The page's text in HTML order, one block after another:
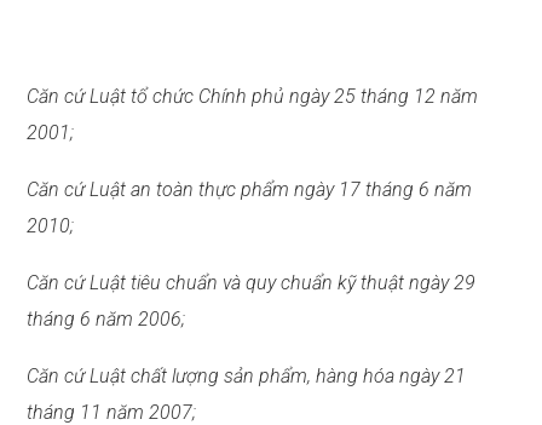
Căn cứ Luật tổ chức Chính phủ ngày 25 tháng 12 năm
2001;
Căn cứ Luật an toàn thực phẩm ngày 17 tháng 6 năm
2010;
Căn cứ Luật tiêu chuẩn và quy chuẩn kỹ thuật ngày 29
tháng 6 năm 2006;
Căn cứ Luật chất lượng sản phẩm, hàng hóa ngày 21
tháng 11 năm 2007;